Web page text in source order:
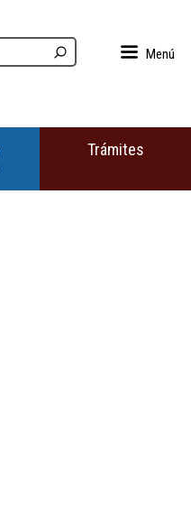
Menú
Trámites